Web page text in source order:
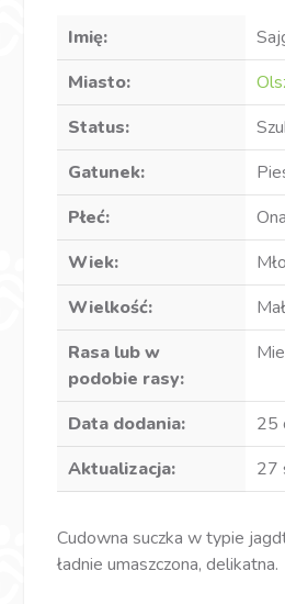
Imię:
Miasto:
Status:
Gatunek:
Płeć:
Ona
Wiek:
Wielkość:
Rasa lub w
podobie rasy:
Data dodania:
25
Aktualizacja:
27
Cudowna suczka w typie
ładnie umaszczona, delikatna.